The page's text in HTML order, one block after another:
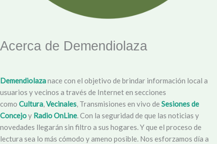
Acerca de Demendiolaza
Demendiolazanace con el objetivo de brindar información local a
usuarios y vecinos a través de Internet en secciones
como Cultura,Vecinales, Transmisiones en vivo de Sesiones de
Concejoy Radio OnLine. Con la seguridad de que las noticias y
novedades llegarán sin filtro a sus hogares. Y que el proceso de
lectura sea lo más cómodo y ameno posible. Nos esforzamos día a